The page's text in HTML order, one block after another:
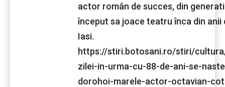
actor român de succes, din
început sa joace teatru înca din anii
Iasi.
https://stiri.botosani.ro/stiri/
zilei-in-urma-cu-88-de-ani-se-
dorohoi-marele-actor-octavian-